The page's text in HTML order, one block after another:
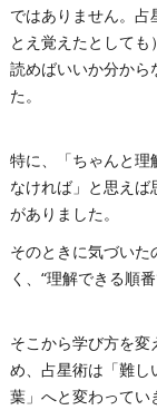
ではありません。
とえ覚えたとして
読めばいいか分から
た。
特に、「ちゃんと理
なければ」と思え
がありました。
そのときに気づいた
く、“理解できる順
そこから学び方を
め、占星術は「難し
葉」へと変わってい